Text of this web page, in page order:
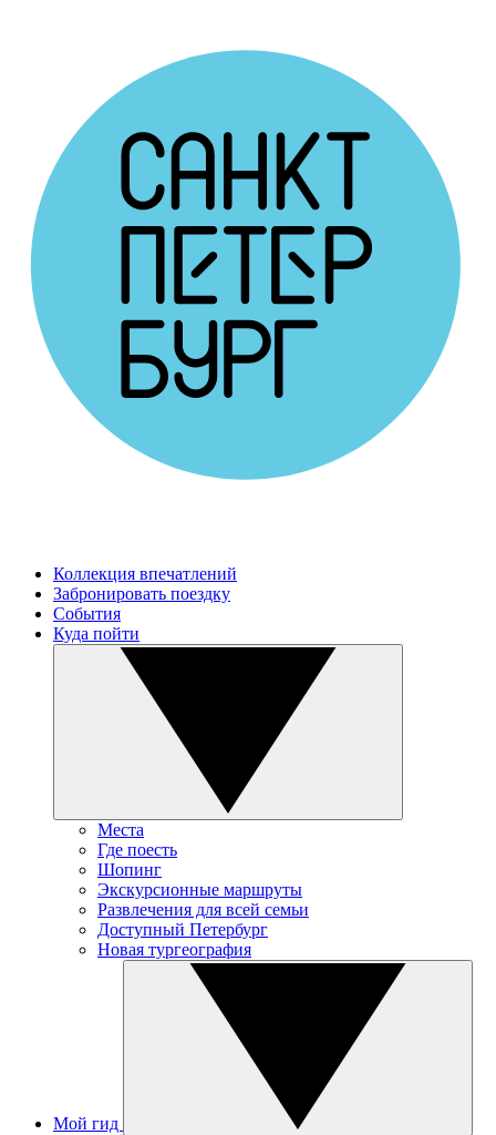
Коллекция впечатлений
Забронировать поездку
События
Куда пойти
Места
Где поесть
Шопинг
Экскурсионные маршруты
Развлечения для всей семьи
Доступный Петербург
Новая тургеография
Мой гид